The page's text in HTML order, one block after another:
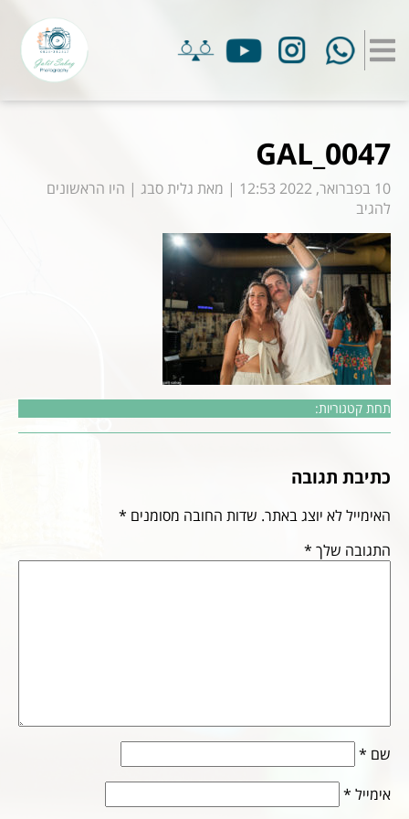
GAL_0047
10 בפברואר, 2022 12:53 | מאת גלית סבג | היו הראשונים
להגיב
תחת קטגוריות:
כתיבת תגובה
האימייל לא יוצג באתר. שדות החובה מסומנים *
התגובה שלך *
שם *
אימייל *